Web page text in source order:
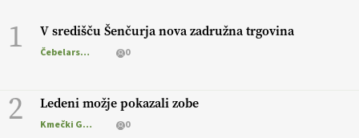
1 V središču Šenčurja nova zadružna trgovina
Čebelarstvo 0
2 Ledeni možje pokazali zobe
Kmečki Glas 0